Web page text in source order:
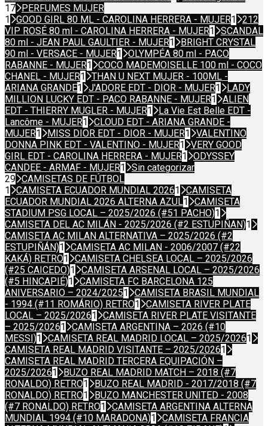
17
PERFUMES MUJER
1
GOOD GIRL 80 ML - CAROLINA HERRERA - MUJER1
212
VIP ROSÉ 80 ml - CAROLINA HERRERA - MUJER1
SCANDAL
80 ml - JEAN PAUL GAULTIER - MUJER1
BRIGHT CRYSTAL
90 ml - VERSACE - MUJER1
OLYMPÉA 80 ml - PACO
RABANNE - MUJER1
COCO MADEMOISELLE 100 ml - COCO
CHANEL - MUJER1
THAN U NEXT MUJER - 100ML -
ARIANA GRANDE1 J'ADORE EDT - DIOR - MUJER1
LADY
MILLION LUCKY EDT - PACO RABANNE - MUJER1
ALIEN
EDT - THIERRY MUGLER - MUJER1
La Vie Est Belle EDT -
Lancôme - MUJER1
CLOUD EDT - ARIANA GRANDE -
MUJER1 MISS DIOR EDT - DIOR - MUJER1
VALENTINO
DONNA PINK EDT - VALENTINO - MUJER1
VERY GOOD
GIRL EDT - CAROLINA HERRERA - MUJER1
ODYSSEY
CANDEE - ARMAF - MUJER1
Sin categorizar
29 CAMISETAS DE FÚTBOL
1
CAMISETA ECUADOR MUNDIAL 20261
CAMISETA
ECUADOR MUNDIAL 2026 ALTERNA AZUL1
CAMISETA
STADIUM PSG LOCAL – 2025/2026 (#51 PACHO)1
CAMISETA DEL AC MILÁN - 2025/2026 (#2 ESTUPIÑAN)1
CAMISETA AC MILAN ALTERNATIVA – 2025/2026 (#2
ESTUPIÑÁN)1
CAMISETA AC MILAN - 2006/2007 (#22
KAKÁ) RETRO1
CAMISETA CHELSEA LOCAL – 2025/2026
(#25 CAICEDO)1
CAMISETA ARSENAL LOCAL – 2025/2026
(#5 HINCAPIÉ)1
CAMISETA FC BARCELONA 125
ANIVERSARIO – 2024/20251
CAMISETA BRASIL MUNDIAL
- 1994 (#11 ROMÁRIO) RETRO1
CAMISETA RIVER PLATE
LOCAL – 2025/20261
CAMISETA RIVER PLATE VISITANTE
– 2025/20261
CAMISETA ARGENTINA – 2026 (#10
MESSI)1 CAMISETA REAL MADRID LOCAL – 2025/20261
CAMISETA REAL MADRID VISITANTE – 2025/20261
CAMISETA REAL MADRID TERCERA EQUIPACIÓN –
2025/20261
BUZO REAL MADRID MATCH – 2018 (#7
RONALDO) RETRO1
BUZO REAL MADRID - 2017/2018 (#7
RONALDO) RETRO1
BUZO MANCHESTER UNITED - 2008
(#7 RONALDO) RETRO1
CAMISETA ARGENTINA ALTERNA
MUNDIAL 1994 (#10 MARADONA)1
CAMISETA FRANCIA